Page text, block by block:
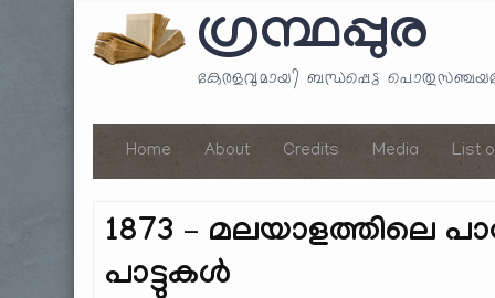
ഗ്രന്ഥപ്പുര
കേരളവുമായി ബന്ധപ്പെട്ട
Home About Credits Media List
1873 – മലയാളത്തിലെ
പാട്ടുകൾ